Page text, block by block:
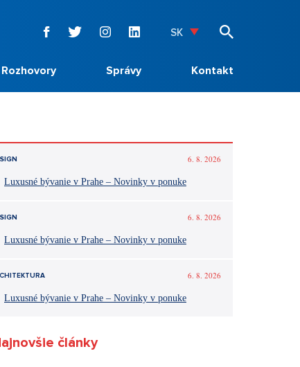
SK
Rozhovory Správy Kontakt
6. 8. 2026
Luxusné bývanie v Prahe – Novinky v ponuke
6. 8. 2026
Luxusné bývanie v Prahe – Novinky v ponuke
6. 8. 2026
Luxusné bývanie v Prahe – Novinky v ponuke
články